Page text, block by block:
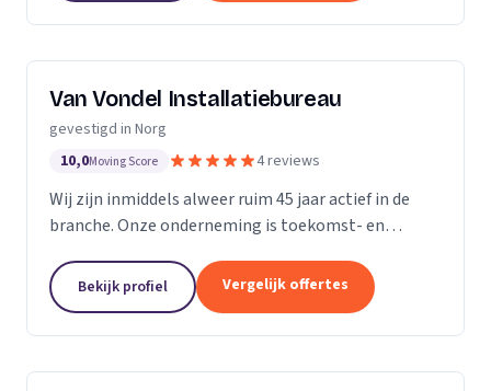
Van Vondel Installatiebureau
gevestigd in Norg
10,0Moving Score 4 reviews
Wij zijn inmiddels alweer ruim 45 jaar actief in de
branche. Onze onderneming is toekomst- en
in binnen onze dagelijkse werkzaamheden. Deze...
Bekijk profiel Vergelijk offertes